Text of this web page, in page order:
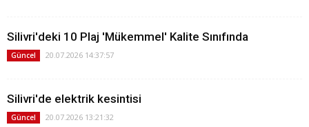
Silivri'deki 10 Plaj 'Mükemmel' Kalite Sınıfında
Güncel 20.07.2026 14:37:57
Silivri'de elektrik kesintisi
Güncel 20.07.2026 13:21:32